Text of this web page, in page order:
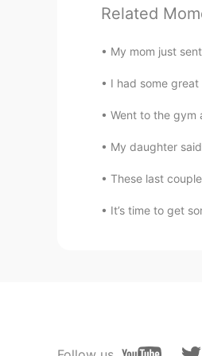
ㅎㅎ 저
는 줄 알
KR EN
ㅋㅋㅋ
Meiii
Related
My mom just
I had some
Went to the gym
My daughter
These last
It’s time to get